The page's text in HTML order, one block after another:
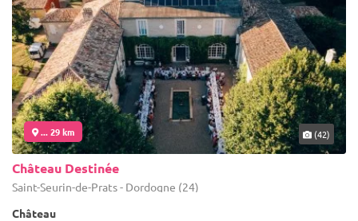
... 29 km (42)
Château Destinée
Saint-Seurin-de-Prats - Dordogne (24)
Château